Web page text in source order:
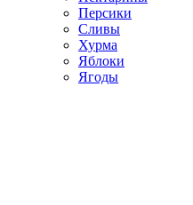
Персики
Сливы
Хурма
Яблоки
Ягоды